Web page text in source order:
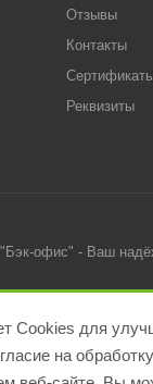
Отзывы
Контакты
Реквизиты
офис" - Ваш
Cookies для
на